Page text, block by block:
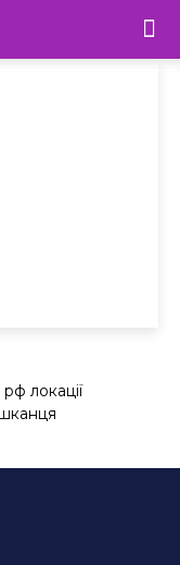
локації